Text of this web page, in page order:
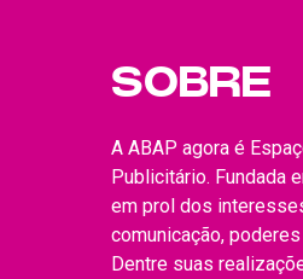
SOBRE
A ABAP agora é
Publicitário. Fundada
em prol dos
comunicação,
Dentre suas